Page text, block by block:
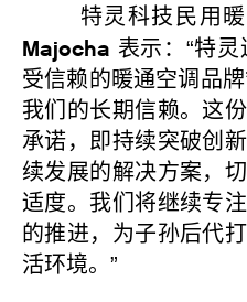
特灵科技民用暖
Majocha 表示：“特
受信赖的暖通空调品
我们的长期信赖。这
承诺，即持续突破创
续发展的解决方案，
适度。我们将继续专
的推进，为子孙后代
活环境。”